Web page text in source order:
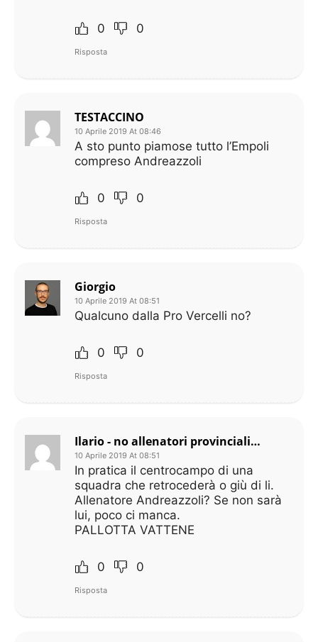
0 0
Risposta
TESTACCINO
10 Aprile 2019 At 08:46
A sto punto piamose tutto l’Empoli
compreso Andreazzoli
0 0
Risposta
Giorgio
10 Aprile 2019 At 08:51
Qualcuno dalla Pro Vercelli no?
0 0
Risposta
Ilario - no allenatori provinciali, no p&p, no plusvalenze.
10 Aprile 2019 At 08:51
In pratica il centrocampo di una
squadra che retrocederà o giù di li.
Allenatore Andreazzoli? Se non sarà
lui, poco ci manca.
PALLOTTA VATTENE
0 0
Risposta